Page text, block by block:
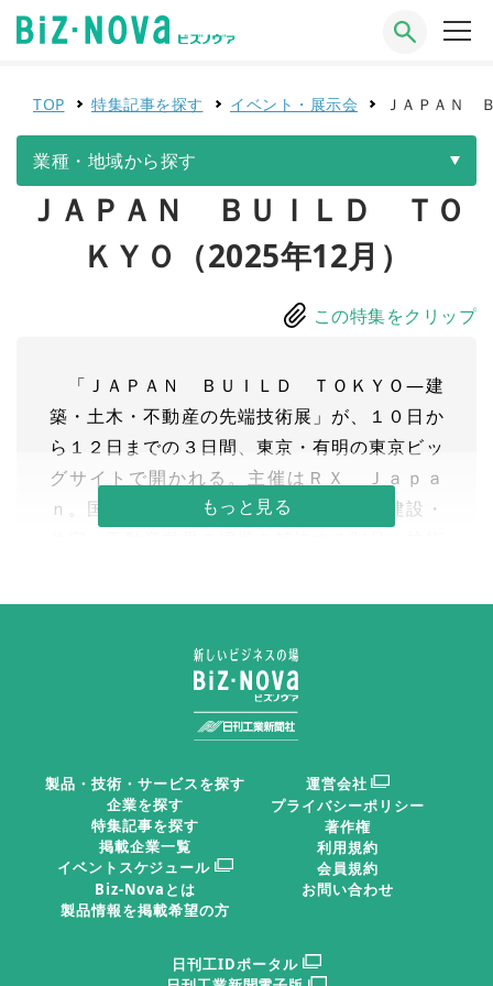
TOP 特集記事を探す イベント・展示会 ＪＡＰＡＮ
業種・地域から探す
ＪＡＰＡＮ ＢＵＩＬＤ ＴＯ
ＫＹＯ（2025年12月）
この特集をクリップ
「ＪＡＰＡＮ ＢＵＩＬＤ ＴＯＫＹＯ—建
築・土木・不動産の先端技術展」が、１０日か
ら１２日までの３日間、東京・有明の東京ビッ
グサイトで開かれる。主催はＲＸ Ｊａｐａ
ｎ。国内外の５５０社・団体が出展し、建設・
入場無料。
日刊工業新聞2025年12月09日 掲載
建設ＤＸ・ＧＸで脱炭素 実現
ＪＡＰＡＮ ＢＵＩＬＤ
ＴＯＫＹＯは「高性能建材・
住設ＥＸＰＯ」「スマートハ
ウスＥＸＰＯ」「住宅産業Ｄ
」「建物リニューアルＥ
スマートビルディングＥＸＰＯ
製品・技術・サービスを探す
企業を探す
特集記事を探す
掲載企業一覧
イベントスケジュール
Biz-Novaとは
製品情報を掲載希望の方
運営会社
プライバシーポリシー
著作権
利用規約
会員規約
お問い合わせ
日刊工IDポータル